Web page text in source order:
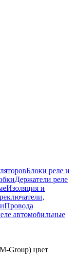
Блоки реле и
Держатели реле
Изоляция и
Провода
автомобильные
Group) цвет